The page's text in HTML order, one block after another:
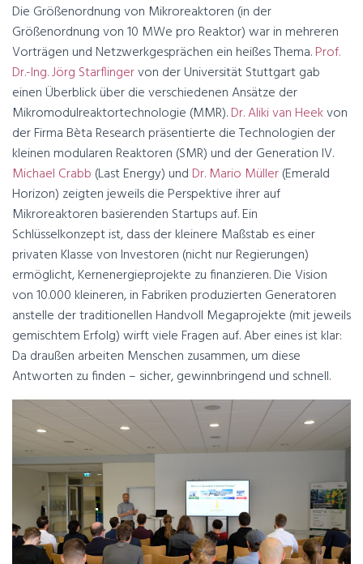
Die Größenordnung von Mikroreaktoren (in der
Größenordnung von 10 MWe pro Reaktor) war in mehreren
Vorträgen und Netzwerkgesprächen ein heißes Thema.Prof.
Dr.-Ing. Jörg Starflingervon der Universität Stuttgart gab
einen Überblick über die verschiedenen Ansätze der
Mikromodulreaktortechnologie (MMR).Dr. Aliki van Heekvon
der Firma Bèta Research präsentierte die Technologien der
kleinen modularen Reaktoren (SMR) und der Generation IV.
Michael Crabb (Last Energy) und Dr. Mario Müller(Emerald
Horizon) zeigten jeweils die Perspektive ihrer auf
Mikroreaktoren basierenden Startups auf. Ein
Schlüsselkonzept ist, dass der kleinere Maßstab es einer
privaten Klasse von Investoren (nicht nur Regierungen)
ermöglicht, Kernenergieprojekte zu finanzieren. Die Vision
von 10.000 kleineren, in Fabriken produzierten Generatoren
anstelle der traditionellen Handvoll Megaprojekte (mit jeweils
gemischtem Erfolg) wirft viele Fragen auf. Aber eines ist klar:
Da draußen arbeiten Menschen zusammen, um diese
Antworten zu finden – sicher, gewinnbringend und schnell.